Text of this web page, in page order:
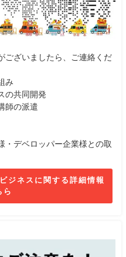
ございましたら、ご連絡くだ
み
の共同開発
師の派遣
・デベロッパー企業様との取
ジネスに関する詳細情報
ら